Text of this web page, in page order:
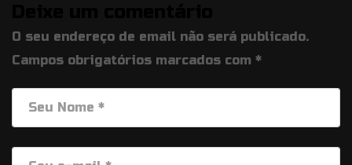
O seu endereço de email não será publicado.
Campos obrigatórios marcados com *